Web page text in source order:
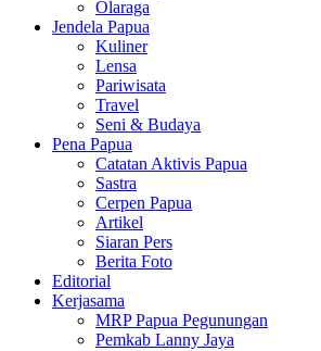
Olaraga
Jendela Papua
Kuliner
Lensa
Pariwisata
Travel
Seni & Budaya
Pena Papua
Catatan Aktivis Papua
Sastra
Cerpen Papua
Artikel
Siaran Pers
Berita Foto
Editorial
Kerjasama
MRP Papua Pegunungan
Pemkab Lanny Jaya